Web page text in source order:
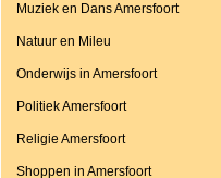
Muziek en Dans Amersfoort
Natuur en Mileu
Onderwijs in Amersfoort
Politiek Amersfoort
Religie Amersfoort
Shoppen in Amersfoort